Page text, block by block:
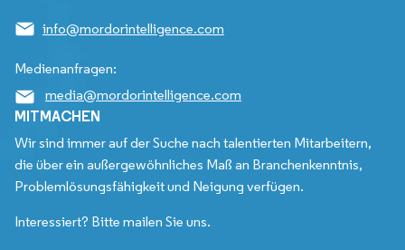
info@mordorintelligence.com
Medienanfragen:
media@mordorintelligence.com
MITMACHEN
Wir sind immer auf der Suche nach talentierten Mitarbeitern,
die über ein außergewöhnliches Maß an Branchenkenntnis,
Problemlösungsfähigkeit und Neigung verfügen.
Interessiert? Bitte mailen Sie uns.